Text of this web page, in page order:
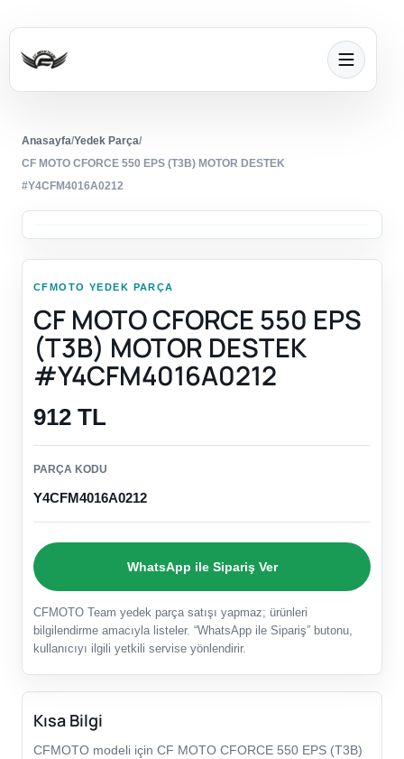
Anasayfa/Yedek Parça/
CF MOTO CFORCE 550 EPS (T3B) MOTOR DESTEK
#Y4CFM4016A0212
CFMOTO YEDEK PARÇA
CF MOTO CFORCE 550 EPS
(T3B) MOTOR DESTEK
#Y4CFM4016A0212
912 TL
PARÇA KODU
Y4CFM4016A0212
WhatsApp ile Sipariş Ver
CFMOTO Team yedek parça satışı yapmaz; ürünleri
bilgilendirme amacıyla listeler. “WhatsApp ile Sipariş” butonu,
kullanıcıyı ilgili yetkili servise yönlendirir.
Kısa Bilgi
CFMOTO modeli için CF MOTO CFORCE 550 EPS (T3B)